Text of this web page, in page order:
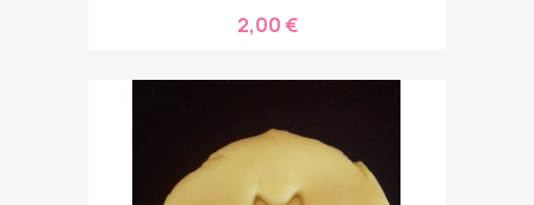
2,00 €